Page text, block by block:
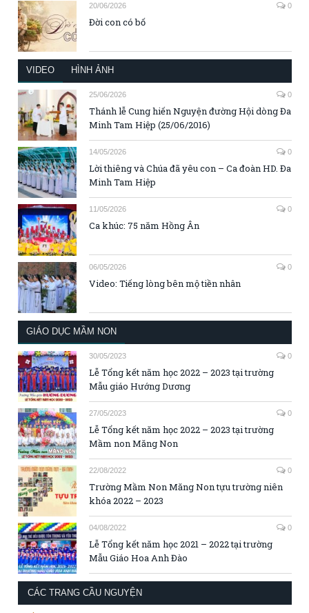
20/06/2026 0
Đời con có bố
VIDEO HÌNH ẢNH
25/06/2026 0
Thánh lễ Cung hiến Nguyện đường Hội dòng Đa
Minh Tam Hiệp (25/06/2016)
14/05/2026 0
Lời thiêng và Chúa đã yêu con – Ca đoàn HD. Đa
Minh Tam Hiệp
11/05/2026 0
Ca khúc: 75 năm Hồng Ân
06/05/2026 0
Video: Tiếng lòng bên mộ tiền nhân
GIÁO DỤC MẦM NON
30/05/2023 0
Lễ Tổng kết năm học 2022 – 2023 tại trường
Mẫu giáo Hướng Dương
27/05/2023 0
Lễ Tổng kết năm học 2022 – 2023 tại trường
Mầm non Măng Non
22/08/2022 0
Trường Mầm Non Măng Non tựu trường niên
khóa 2022 – 2023
04/08/2022 0
Lễ Tổng kết năm học 2021 – 2022 tại trường
Mẫu Giáo Hoa Anh Đào
CÁC TRANG CẦU NGUYỆN